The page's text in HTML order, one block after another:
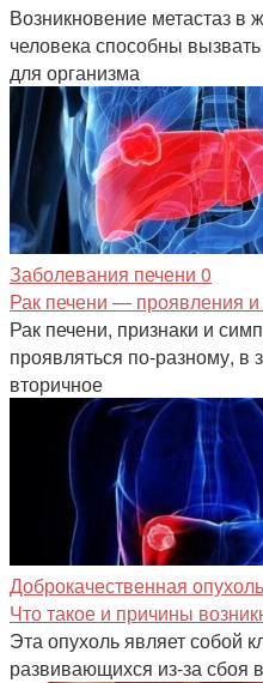
Возникновение метастаз
человека способны
для организма
Заболевания печени 0
Рак печени — проявления
Рак печени, признаки и
проявляться по-разному, в
вторичное
Доброкачественная опухоль
Что такое и причины
Эта опухоль являет собой
развивающихся из-за